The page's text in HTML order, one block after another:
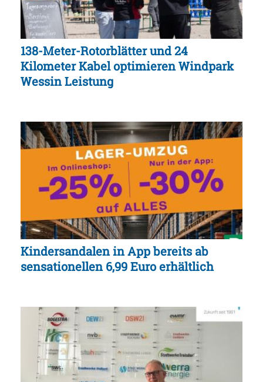
138-Meter-Rotorblätter und 24
Kilometer Kabel optimieren Windpark
Wessin Leistung
Kindersandalen in App bereits ab
sensationellen 6,99 Euro erhältlich